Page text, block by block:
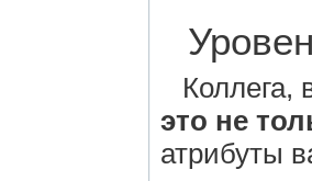
это не
атрибуты